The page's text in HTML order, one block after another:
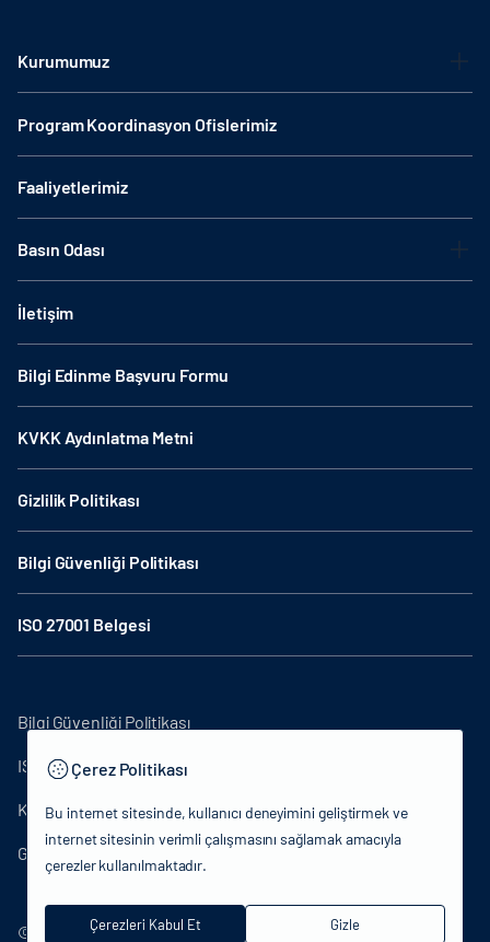
Kurumumuz
Program Koordinasyon Ofislerimiz
Faaliyetlerimiz
Basın Odası
İletişim
Bilgi Edinme Başvuru Formu
KVKK Aydınlatma Metni
Gizlilik Politikası
Bilgi Güvenliği Politikası
ISO 27001 Belgesi
© 2024 T.C.Kültür ve Turizm Bakanlığı - Tüm hakları saklıdır.
Bilgi Güvenliği Politikası
ISO27001
KVKK Aydınlatma Metni
Gizlilik Politikası
Çerez Politikası
Bu internet sitesinde, kullanıcı deneyimini geliştirmek ve
internet sitesinin verimli çalışmasını sağlamak amacıyla
çerezler kullanılmaktadır.
Çerezleri Kabul Et Gizle